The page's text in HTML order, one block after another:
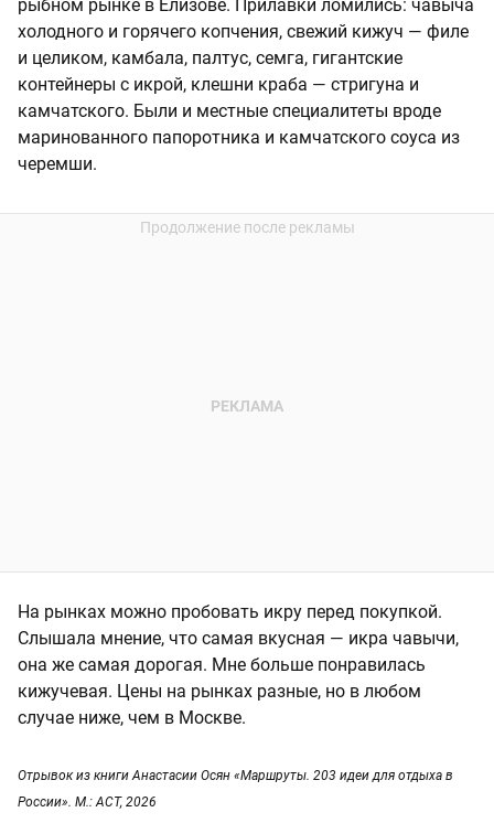
рыбном рынке в Елизове. Прилавки ломились: чавыча
холодного и горячего копчения, свежий кижуч — филе
и целиком, камбала, палтус, семга, гигантские
контейнеры с икрой, клешни краба — стригуна и
камчатского. Были и местные специалитеты вроде
маринованного папоротника и камчатского соуса из
черемши.
На рынках можно пробовать икру перед покупкой.
Слышала мнение, что самая вкусная — икра чавычи,
она же самая дорогая. Мне больше понравилась
кижучевая. Цены на рынках разные, но в любом
случае ниже, чем в Москве.
Отрывок из книги Анастасии Осян «Маршруты. 203 идеи для отдыха в
России». М.: АСТ, 2026